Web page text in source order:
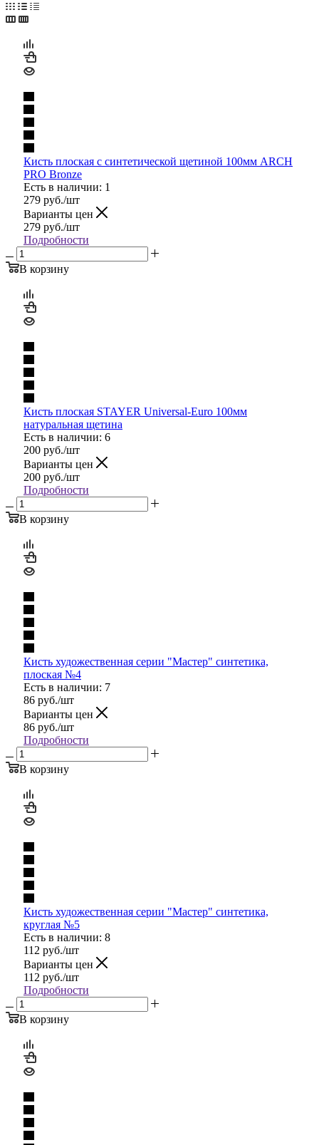
Кисть плоская с синтетической щетиной 100мм ARCH
PRO Bronze
Есть в наличии: 1
279 руб./шт
Варианты цен
279 руб./шт
Подробности
В корзину
Кисть плоская STAYER Universal-Euro 100мм
натуральная щетина
Есть в наличии: 6
200 руб./шт
Варианты цен
200 руб./шт
Подробности
В корзину
Кисть художественная серии "Мастер" синтетика,
плоская №4
Есть в наличии: 7
86 руб./шт
Варианты цен
86 руб./шт
Подробности
В корзину
Кисть художественная серии "Мастер" синтетика,
круглая №5
Есть в наличии: 8
112 руб./шт
Варианты цен
112 руб./шт
Подробности
В корзину